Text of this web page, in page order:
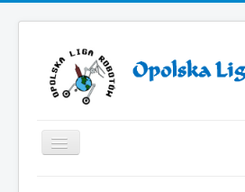
Toggle
Navigation